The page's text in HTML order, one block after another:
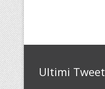
Ultimi Tweet